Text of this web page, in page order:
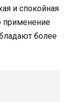
и спокойная
применение
более